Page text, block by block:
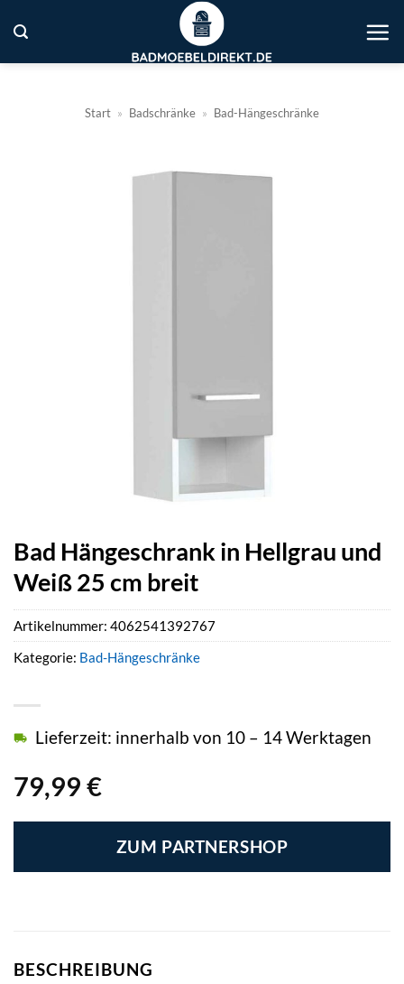
Inhalt
springen
Start » Badschränke » Bad-Hängeschränke
Bad Hängeschrank in Hellgrau und
Weiß 25 cm breit
79,99 €
Lieferzeit: innerhalb von 10 – 14 Werktagen
ZUM PARTNERSHOP
Artikelnummer: 4062541392767
Kategorie: Bad-Hängeschränke
BESCHREIBUNG